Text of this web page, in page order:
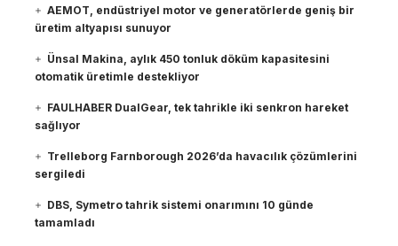
AEMOT, endüstriyel motor ve generatörlerde geniş bir
üretim altyapısı sunuyor
Ünsal Makina, aylık 450 tonluk döküm kapasitesini
otomatik üretimle destekliyor
FAULHABER DualGear, tek tahrikle iki senkron hareket
sağlıyor
Trelleborg Farnborough 2026’da havacılık çözümlerini
sergiledi
DBS, Symetro tahrik sistemi onarımını 10 günde
tamamladı